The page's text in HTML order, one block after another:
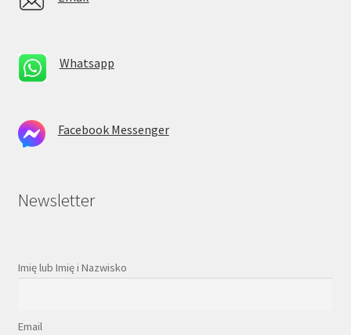
Whatsapp
Facebook Messenger
Newsletter
Imię lub Imię i Nazwisko
Email